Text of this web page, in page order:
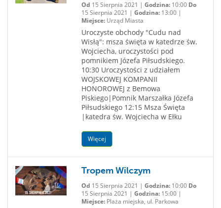
Od 15 Sierpnia 2021 | Godzina:10:00 Do
15 Sierpnia 2021 | Godzina:13:00 |
Miejsce:Urząd Miasta
Uroczyste obchody "Cudu nad
Wisłą": msza święta w katedrze św.
Wojciecha, uroczystości pod
pomnikiem Józefa Piłsudskiego.
10:30 Uroczystości z udziałem
WOJSKOWEJ KOMPANII
HONOROWEJ z Bemowa
Piskiego|Pomnik Marszałka Józefa
Piłsudskiego 12:15 Msza Święta
|katedra św. Wojciecha w Ełku
Więcej
Tropem Wilczym
Od 15 Sierpnia 2021 | Godzina:10:00 Do
15 Sierpnia 2021 | Godzina:15:00 |
Miejsce:Plaża miejska, ul. Parkowa